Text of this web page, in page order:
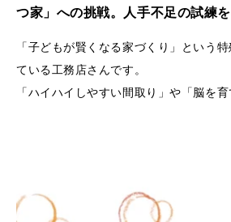
また、商品の魅力を一方的に伝えるの
納得しながら家づくりを進めていく流
の信頼感も醸成できるよう設計していま
終盤では、実際のお客様の声や、会社
つ家」への挑戦。人手不足の試練
「子どもが賢くなる家づくり」という
ている工務店さんです。
「ハイハイしやすい間取り」や「脳を
世間一般ではまだ認知されていないこ